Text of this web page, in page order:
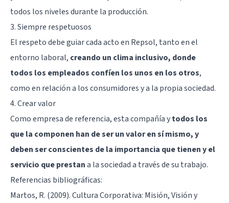
todos los niveles durante la producción.
3. Siempre respetuosos
El respeto debe guiar cada acto en Repsol, tanto en el
entorno laboral, creando un clima inclusivo, donde
todos los empleados confíen los unos en los otros,
como en relación a los consumidores y a la propia sociedad.
4. Crear valor
Como empresa de referencia, esta compañía ytodos los
que la componen han de ser un valor en sí mismo, y
deben ser conscientes de la importancia que tienen y el
servicio que prestana la sociedad a través de su trabajo.
Referencias bibliográficas:
Martos, R. (2009). Cultura Corporativa: Misión, Visión y